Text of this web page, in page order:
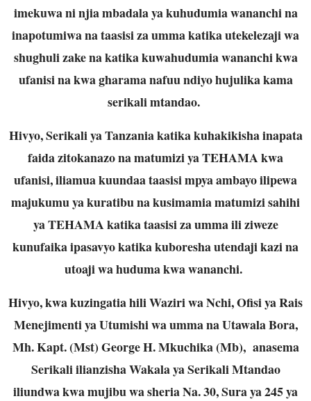
imekuwa ni njia mbadala ya kuhudumia wananchi na
inapotumiwa na taasisi za umma katika utekelezaji wa
shughuli zake na katika kuwahudumia wananchi kwa
ufanisi na kwa gharama nafuu ndiyo hujulika kama
serikali mtandao.
Hivyo, Serikali ya Tanzania katika kuhakikisha inapata
faida zitokanazo na matumizi ya TEHAMA kwa
ufanisi, iliamua kuundaa taasisi mpya ambayo ilipewa
majukumu ya kuratibu na kusimamia matumizi sahihi
ya TEHAMA katika taasisi za umma ili ziweze
kunufaika ipasavyo katika kuboresha utendaji kazi na
utoaji wa huduma kwa wananchi.
Hivyo, kwa kuzingatia hili Waziri wa Nchi, Ofisi ya Rais
Menejimenti ya Utumishi wa umma na Utawala Bora,
Mh. Kapt. (Mst) George H. Mkuchika (Mb), anasema
Serikali ilianzisha Wakala ya Serikali Mtandao
iliundwa kwa mujibu wa sheria Na. 30, Sura ya 245 ya